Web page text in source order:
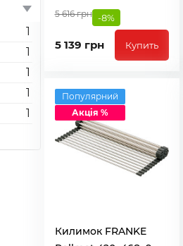
1
1
1
1
1
5 616 грн -8%
5 139 грн Купить
Популярний
Акція %
Килимок FRANKE